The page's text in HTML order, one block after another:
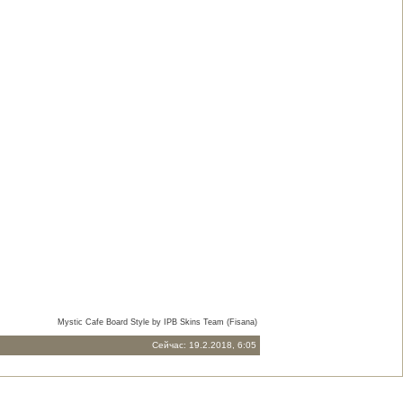
Mystic Cafe Board Style by IPB Skins Team (Fisana)
Сейчас: 19.2.2018, 6:05